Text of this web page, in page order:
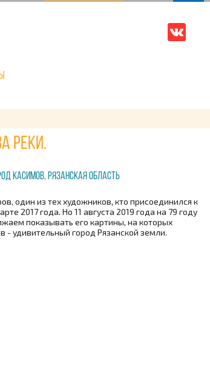
реки.
Касимов, Рязанская область
один из тех художников, кто присоединился к
2017 года. Но 11 августа 2019 года на 79 году
показывать его картины, на которых
- удивительный город Рязанской земли.